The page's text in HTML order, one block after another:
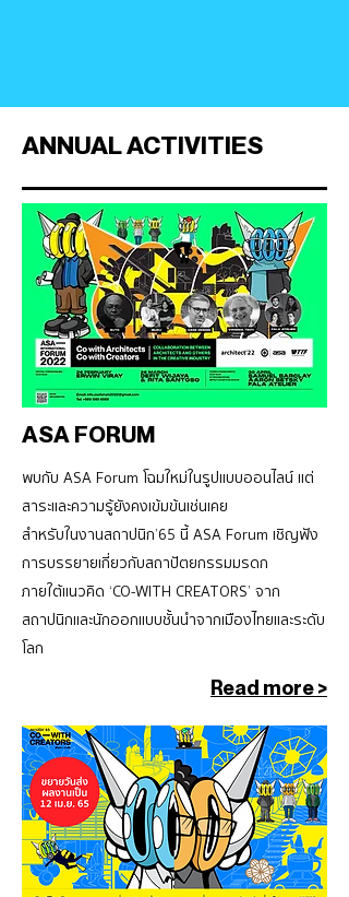
ANNUAL ACTIVITIES
ASA FORUM
พบกับ ASA Forum โฉมใหม่ในรูปแบบออนไลน์ แต่
สาระและความรู้ยังคงเข้มข้นเช่นเคย
สำหรับในงานสถาปนิก’65 นี้ ASA Forum เชิญฟัง
การบรรยายเกี่ยวกับสถาปัตยกรรมมรดก
ภายใต้แนวคิด ‘CO-WITH CREATORS’ จาก
สถาปนิกและนักออกแบบชั้นนำจากเมืองไทยและระดับ
โลก
Read more >